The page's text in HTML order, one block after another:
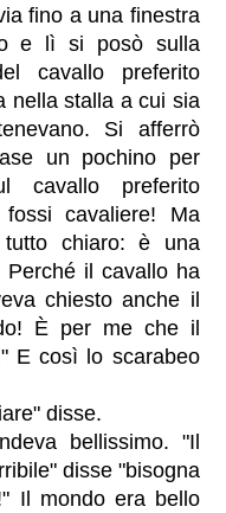
fino a una finestra
e lì si posò sulla
cavallo preferito
nella stalla a cui sia
Si afferrò
un pochino per
cavallo preferito
cavaliere! Ma
chiaro: è una
il cavallo ha
chiesto anche il
È per me che il
E così lo scarabeo
disse.
bellissimo. "Il
disse "bisogna
Il mondo era bello